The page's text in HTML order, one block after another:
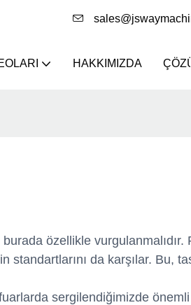
HAKKIMIZDA
özellikle vurgulanmalıdır.
standartlarını da karşılar. Bu,
sergilendiğimizde